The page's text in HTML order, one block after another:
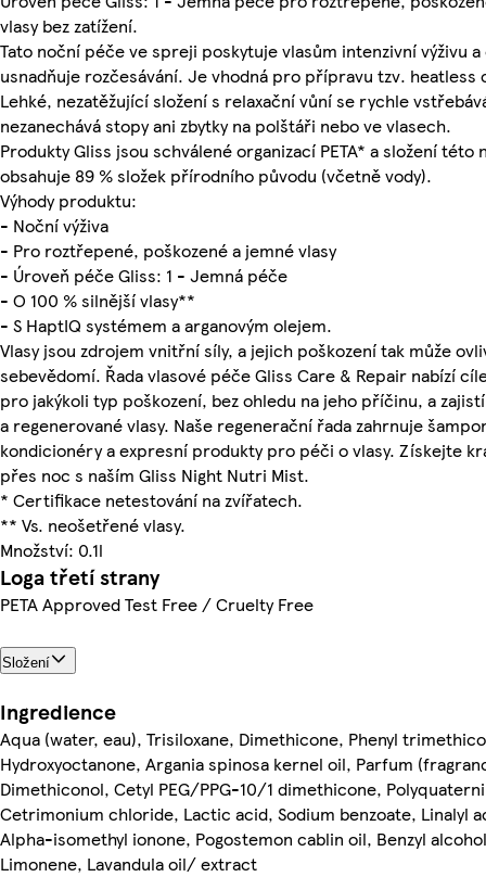
vlasy bez zatížení.
Tato noční péče ve spreji poskytuje vlasům intenzivní výživu
usnadňuje rozčesávání. Je vhodná pro přípravu tzv. heatless
Lehké, nezatěžující složení s relaxační vůní se rychle
nezanechává stopy ani zbytky na polštáři nebo ve vlasech.
Produkty Gliss jsou schválené organizací PETA* a složení této
obsahuje 89 % složek přírodního původu (včetně vody).
Výhody produktu:
- Noční výživa
- Pro roztřepené, poškozené a jemné vlasy
- Úroveň péče Gliss: 1 - Jemná péče
- O 100 % silnější vlasy**
- S HaptIQ systémem a arganovým olejem.
Vlasy jsou zdrojem vnitřní síly, a jejich poškození tak může
sebevědomí. Řada vlasové péče Gliss Care & Repair nabízí
pro jakýkoli typ poškození, bez ohledu na jeho příčinu, a
a regenerované vlasy. Naše regenerační řada zahrnuje
kondicionéry a expresní produkty pro péči o vlasy. Získejte
přes noc s naším Gliss Night Nutri Mist.
* Certifikace netestování na zvířatech.
** Vs. neošetřené vlasy.
Množství: 0.1l
Loga třetí strany
PETA Approved Test Free / Cruelty Free
Složení
Ingredience
Aqua (water, eau), Trisiloxane, Dimethicone, Phenyl
Hydroxyoctanone, Argania spinosa kernel oil, Parfum
Dimethiconol, Cetyl PEG/PPG-10/1 dimethicone,
Cetrimonium chloride, Lactic acid, Sodium benzoate, Linalyl
Alpha-isomethyl ionone, Pogostemon cablin oil, Benzyl
Limonene, Lavandula oil/ extract